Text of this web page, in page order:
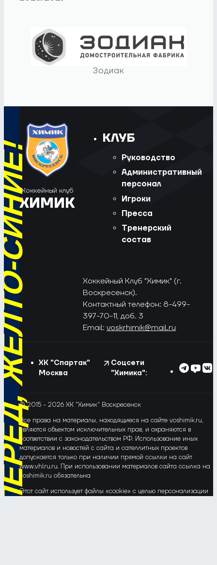
Зодиак
СИНИЕ!
Хоккейный клуб
ХИМИК
КЛУБ
Руководство
Административный
персонал
Игроки
Пресса
Тренерский
состав
Хоккейный Клуб "Химик" (г.
Воскресенск).
Контактный телефон: 8-499-
397-70-11, доб. 3
Email: voskrhimik@mail.ru
ХК "Спартак"
Москва
Соцсети
"Химика":
© 2015 - 2026 ХК "Химик" Воскресенск
Все права на материалы, находящиеся на сайте voshimik.ru,
являются объектом исключительных прав, и охраняются в
соответствии с законодательством РФ. Использование иных
материалов и новостей с сайта и сателлитных проектов
допускается только при наличии прямой ссылки на сайт
www.vhlru.ru. При использовании материалов сайта ссылка на
voshimik.ru обязательна
Этот сайт использует файлы «cookie» с целью персонализации